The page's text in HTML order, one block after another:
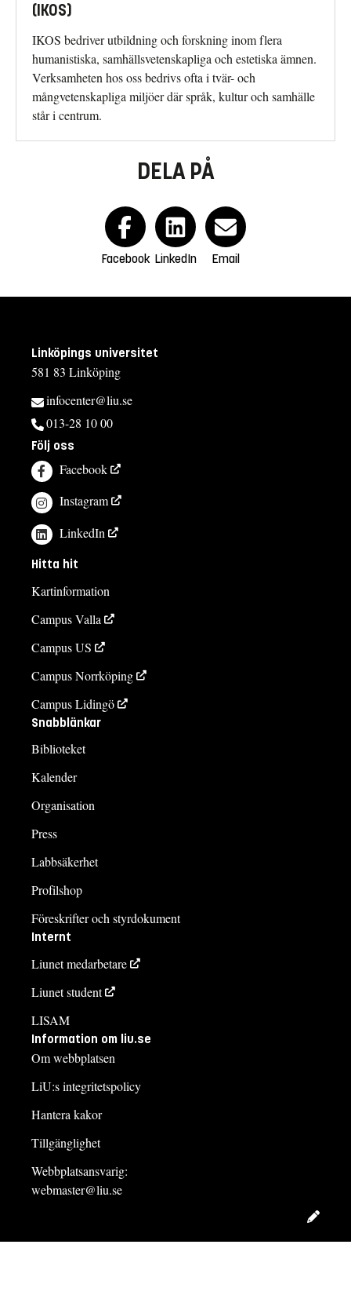
(IKOS)
IKOS bedriver utbildning och forskning inom flera
humanistiska, samhällsvetenskapliga och estetiska ämnen.
Verksamheten hos oss bedrivs ofta i tvär- och
mångvetenskapliga miljöer där språk, kultur och samhälle
står i centrum.
DELA PÅ
Facebook LinkedIn Email
Linköpings universitet
581 83 Linköping
infocenter@liu.se
013-28 10 00
Följ oss
Facebook
Instagram
LinkedIn
Hitta hit
Kartinformation
Campus Valla
Campus US
Campus Norrköping
Campus Lidingö
Snabblänkar
Biblioteket
Kalender
Organisation
Press
Labbsäkerhet
Profilshop
Föreskrifter och styrdokument
Internt
Liunet medarbetare
Liunet student
LISAM
Information om liu.se
Om webbplatsen
LiU:s integritetspolicy
Hantera kakor
Tillgänglighet
Webbplatsansvarig:
webmaster@liu.se